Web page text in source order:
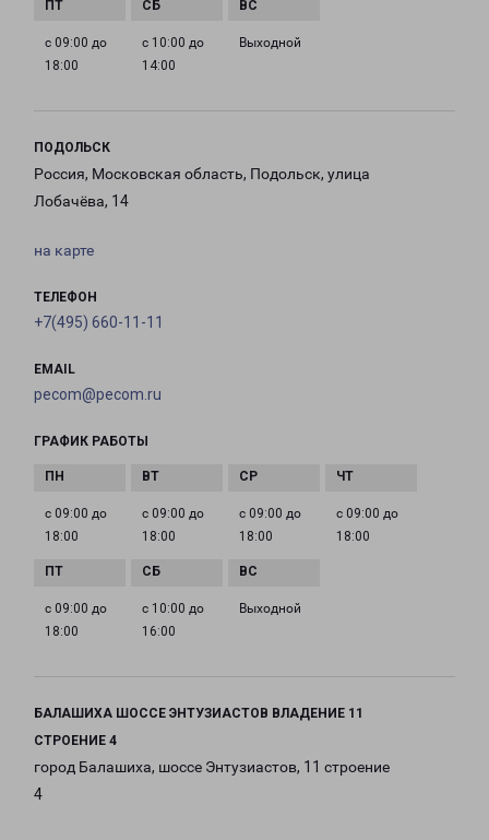
с 09:00 до
18:00
с 10:00 до
14:00
Выходной
ПОДОЛЬСК
Россия, Московская область, Подольск, улица
Лобачёва, 14
на карте
ТЕЛЕФОН
+7(495) 660-11-11
EMAIL
pecom@pecom.ru
ГРАФИК РАБОТЫ
с 09:00 до
18:00
с 09:00 до
18:00
с 09:00 до
18:00
с 09:00 до
18:00
с 09:00 до
18:00
с 10:00 до
16:00
Выходной
БАЛАШИХА ШОССЕ ЭНТУЗИАСТОВ ВЛАДЕНИЕ 11
СТРОЕНИЕ 4
город Балашиха, шоссе Энтузиастов, 11 строение
4